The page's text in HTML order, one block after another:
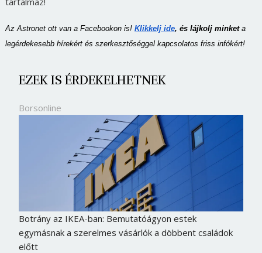
Az Astronet ott van a Facebookon is! Klikkelj ide, és lájkolj minket a
legérdekesebb hírekért és szerkesztőséggel kapcsolatos friss infókért!
EZEK IS ÉRDEKELHETNEK
Borsonline
Botrány az IKEA-ban: Bemutatóágyon estek
egymásnak a szerelmes vásárlók a döbbent családok
előtt